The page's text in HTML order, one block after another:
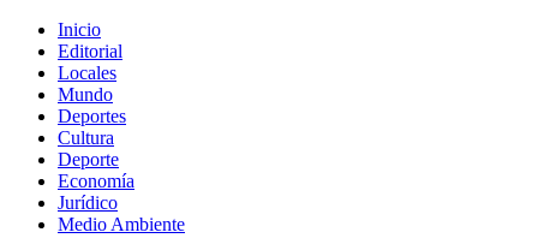
Inicio
Editorial
Locales
Mundo
Deportes
Cultura
Deporte
Economía
Jurídico
Medio Ambiente